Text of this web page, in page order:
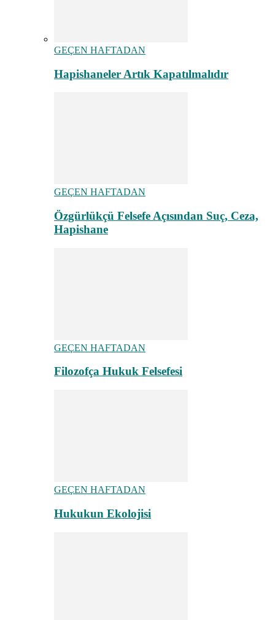
GEÇEN HAFTADAN
Hapishaneler Artık Kapatılmalıdır
GEÇEN HAFTADAN
Özgürlükçü Felsefe Açısından Suç, Ceza,
Hapishane
GEÇEN HAFTADAN
Filozofça Hukuk Felsefesi
GEÇEN HAFTADAN
Hukukun Ekolojisi